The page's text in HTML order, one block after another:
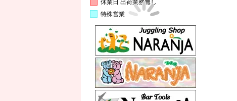
休業日 出荷業務無し
特殊営業